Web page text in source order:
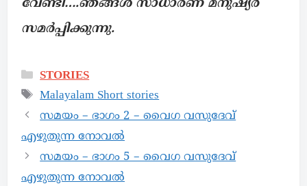
വേണ്ടി….ഞങ്ങൾ സാധാരണ മനുഷ്യർ
സമർപ്പിക്കുന്നു.
STORIES
Malayalam Short stories
സമയം – ഭാഗം 2 – വൈഗ വസുദേവ്
എഴുതുന്ന നോവൽ
സമയം – ഭാഗം 5 – വൈഗ വസുദേവ്
എഴുതുന്ന നോവൽ